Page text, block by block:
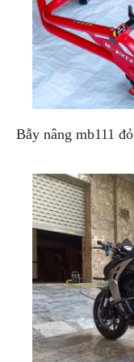
NGHE
GẮN
MŨ
BẢO
HIỂM
BỘ
VÁ
XE
AND
GO
PHỤ
KIỆN
MOTOWOLF
KẸP
ĐIỆN
THOẠI
XE
MÁY
Bẫy nâng mb111 đỏ